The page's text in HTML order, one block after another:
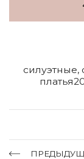
силуэтные,